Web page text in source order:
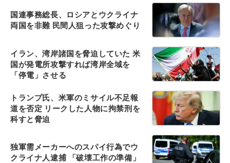
国連事務総長、ロシアとウクライナ
両国を非難 民間人狙った攻撃めぐり
イラン、湾岸諸国を脅迫していた 米
国が発電所攻撃すれば湾岸全域を
「停電」させる
トランプ氏、米軍のミサイル不足報
道を否定 リークした人物に拘禁刑を
科すと脅迫
独軍需メーカーへのスパイ行為でウ
クライナ人逮捕 「破壊工作の準備」